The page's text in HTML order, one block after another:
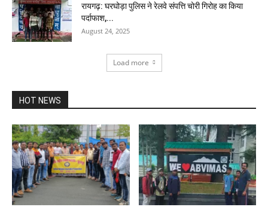
रायगढ़: घरघोड़ा पुलिस ने रेलवे संपत्ति चोरी गिरोह का किया
पर्दाफाश,...
August 24, 2025
Load more
HOT NEWS